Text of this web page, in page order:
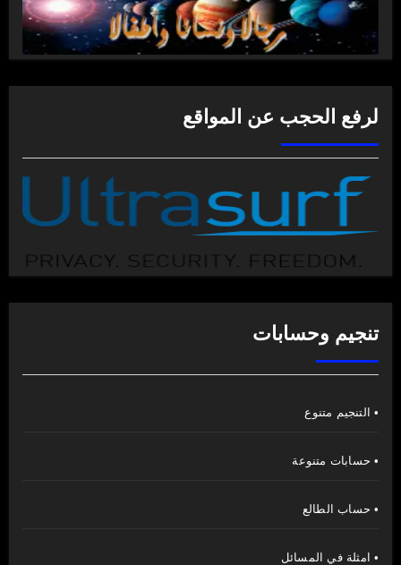
لرفع الحجب عن المواقع
تنجيم وحسابات
• التنجيم متنوع
• حسابات متنوعة
• حساب الطالع
• امثلة في المسائل